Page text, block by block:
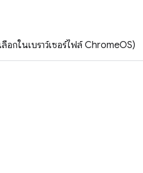
อกในเบราว์เซอร์ไฟล์ ChromeOS)